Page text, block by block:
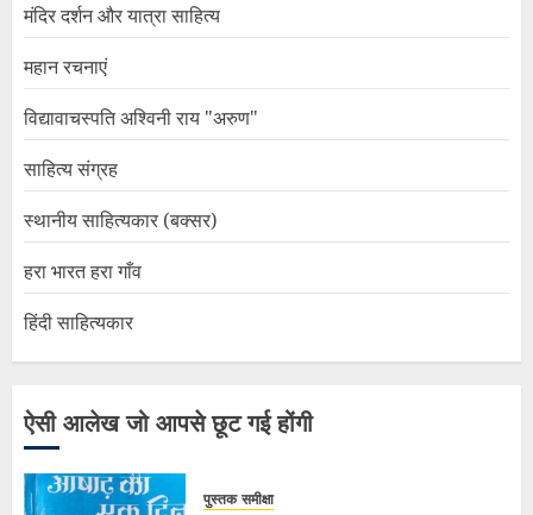
मंदिर दर्शन और यात्रा साहित्य
महान रचनाएं
विद्यावाचस्पति अश्विनी राय "अरुण"
साहित्य संग्रह
स्थानीय साहित्यकार (बक्सर)
हरा भारत हरा गाँव
हिंदी साहित्यकार
ऐसी आलेख जो आपसे छूट गई होंगी
पुस्तक समीक्षा